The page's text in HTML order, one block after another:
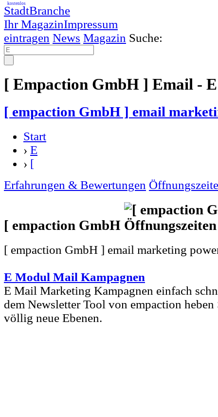
StadtBranche
Ihr MagazinImpressum
kostenlos
eintragen News Magazin Suche:
[ Empaction GmbH ] Email - E
[ empaction GmbH ] email
Start
› E
› [
Erfahrungen & Bewertungen
[ empaction GmbH
[ empaction GmbH ] email marketing
E Modul Mail Kampagnen
E Mail Marketing Kampagnen einfach
dem Newsletter Tool von empaction
völlig neue Ebenen.